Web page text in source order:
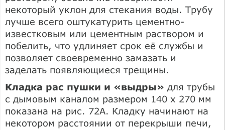
некоторый уклон для стекания воды. Трубу
лучше всего оштукатурить цементно-
известковым или цементным раствором и
побелить, что удлиняет срок её службы и
позволяет своевременно замазать и
заделать появляющиеся трещины.
Кладка рас пушки и «выдры» для трубы
с дымовым каналом размером 140 x 270 мм
показана на рис. 72А. Кладку начинают на
некотором расстоянии от перекрыши печи,